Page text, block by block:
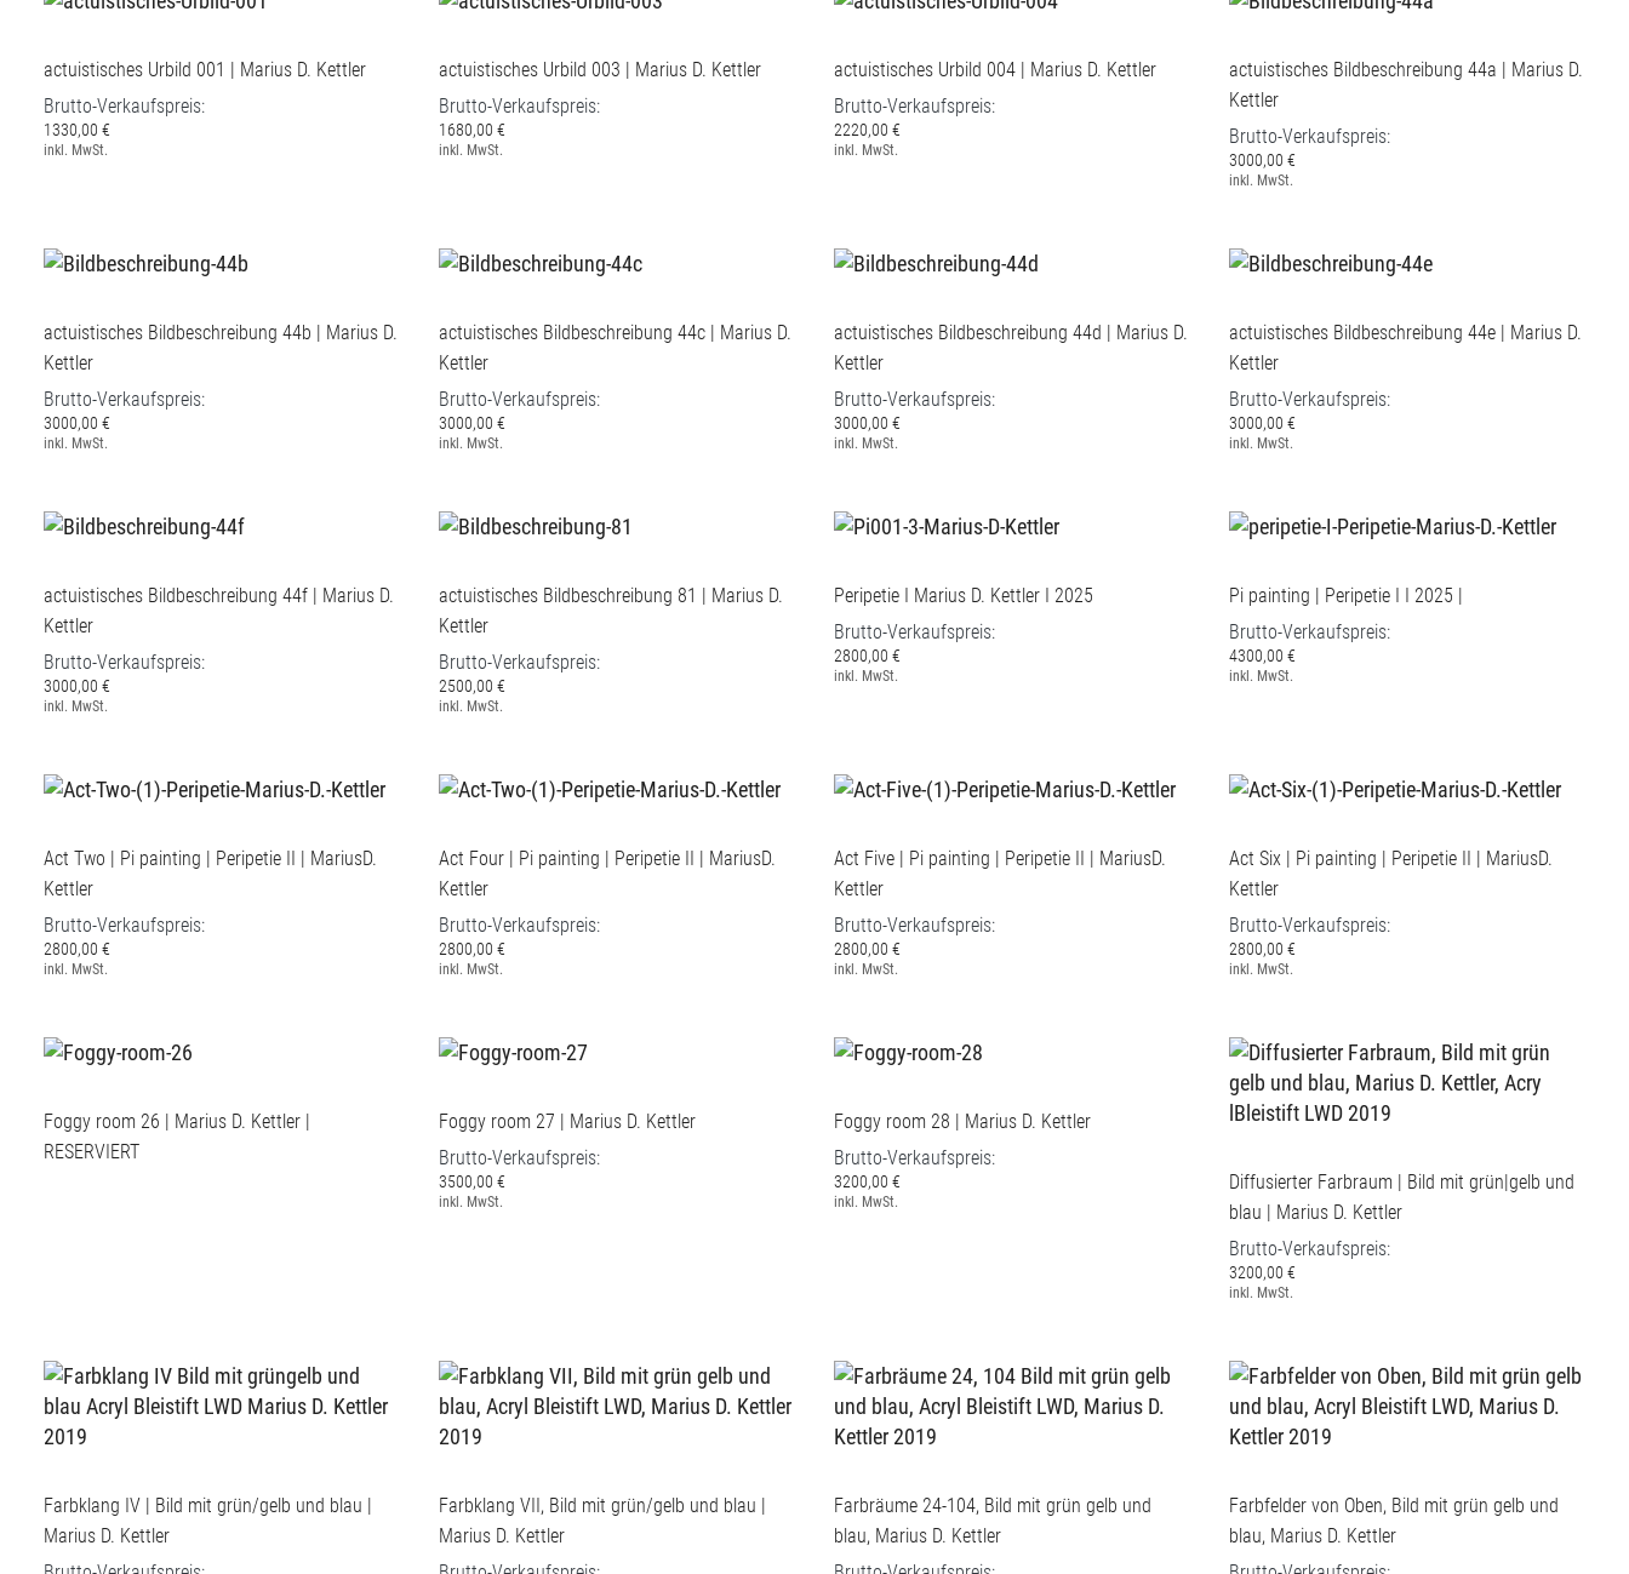
actuistisches Urbild 001 | Marius D. Kettler
Brutto-Verkaufspreis:
1330,00 €
inkl. MwSt.
actuistisches Urbild 003 | Marius D. Kettler
Brutto-Verkaufspreis:
1680,00 €
inkl. MwSt.
actuistisches Urbild 004 | Marius D. Kettler
Brutto-Verkaufspreis:
2220,00 €
inkl. MwSt.
actuistisches Bildbeschreibung 44a | Marius D.
Kettler
Brutto-Verkaufspreis:
3000,00 €
inkl. MwSt.
actuistisches Bildbeschreibung 44b | Marius D.
Kettler
Brutto-Verkaufspreis:
3000,00 €
inkl. MwSt.
actuistisches Bildbeschreibung 44c | Marius D.
Kettler
Brutto-Verkaufspreis:
3000,00 €
inkl. MwSt.
actuistisches Bildbeschreibung 44d | Marius D.
Kettler
Brutto-Verkaufspreis:
3000,00 €
inkl. MwSt.
actuistisches Bildbeschreibung 44e | Marius D.
Kettler
Brutto-Verkaufspreis:
3000,00 €
inkl. MwSt.
actuistisches Bildbeschreibung 44f | Marius D.
Kettler
Brutto-Verkaufspreis:
3000,00 €
inkl. MwSt.
actuistisches Bildbeschreibung 81 | Marius D.
Kettler
Brutto-Verkaufspreis:
2500,00 €
inkl. MwSt.
Peripetie I Marius D. Kettler I 2025
Brutto-Verkaufspreis:
2800,00 €
inkl. MwSt.
Pi painting | Peripetie I I 2025 |
Brutto-Verkaufspreis:
4300,00 €
inkl. MwSt.
Act Two | Pi painting | Peripetie II | MariusD.
Kettler
Brutto-Verkaufspreis:
2800,00 €
inkl. MwSt.
Act Four | Pi painting | Peripetie II | MariusD.
Kettler
Brutto-Verkaufspreis:
2800,00 €
inkl. MwSt.
Act Five | Pi painting | Peripetie II | MariusD.
Kettler
Brutto-Verkaufspreis:
2800,00 €
inkl. MwSt.
Act Six | Pi painting | Peripetie II | MariusD.
Kettler
Brutto-Verkaufspreis:
2800,00 €
inkl. MwSt.
Foggy room 26 | Marius D. Kettler |
RESERVIERT
Foggy room 27 | Marius D. Kettler
Brutto-Verkaufspreis:
3500,00 €
inkl. MwSt.
Foggy room 28 | Marius D. Kettler
Brutto-Verkaufspreis:
3200,00 €
inkl. MwSt.
Diffusierter Farbraum | Bild mit grün|gelb und
blau | Marius D. Kettler
Brutto-Verkaufspreis:
3200,00 €
inkl. MwSt.
Farbklang IV | Bild mit grün/gelb und blau |
Marius D. Kettler
Farbklang VII, Bild mit grün/gelb und blau |
Marius D. Kettler
Farbräume 24-104, Bild mit grün gelb und
blau, Marius D. Kettler
Farbfelder von Oben, Bild mit grün gelb und
blau, Marius D. Kettler